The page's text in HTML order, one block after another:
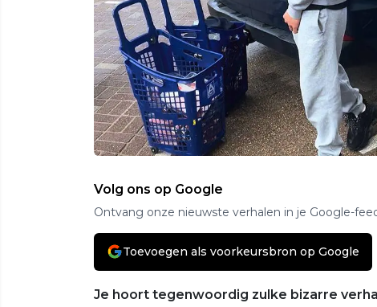
Volg ons op Google
Ontvang onze nieuwste verhalen in je Google-
Toevoegen als voorkeursbron op Google
Je hoort tegenwoordig zulke bizarre